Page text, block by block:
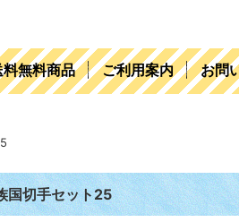
料無料商品 ご利用案内 お問
国切手セット25